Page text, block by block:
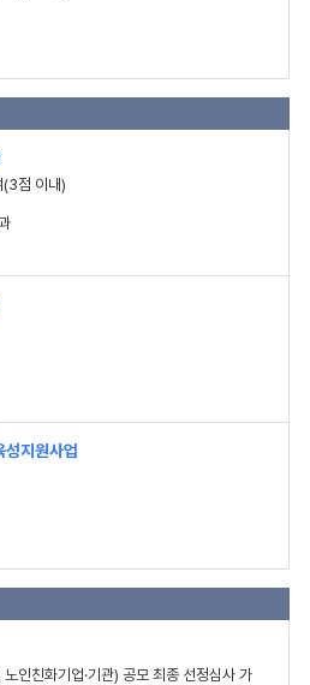
(3점 이내)
성지원사업
인친화기업·기관) 공모 최종 선정심사 가